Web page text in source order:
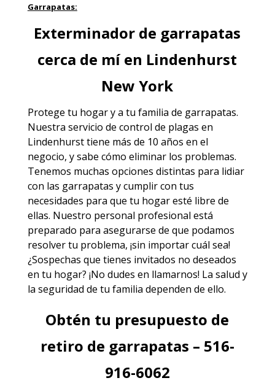
Garrapatas:
Exterminador de garrapatas
cerca de mí en Lindenhurst
New York
Protege tu hogar y a tu familia de garrapatas.
Nuestra servicio de control de plagas en
Lindenhursttiene más de 10 años en el
negocio, y sabe cómo eliminar los problemas.
Tenemos muchas opciones distintas para lidiar
con las garrapatas y cumplir con tus
necesidades para que tu hogar esté libre de
ellas. Nuestro personal profesional está
preparado para asegurarse de que podamos
resolver tu problema, ¡sin importar cuál sea!
¿Sospechas que tienes invitados no deseados
en tu hogar? ¡No dudes en llamarnos! La salud y
la seguridad de tu familia dependen de ello.
Obtén tu presupuesto de
retiro de garrapatas – 516-
916-6062